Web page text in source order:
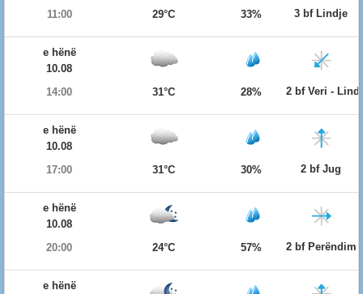
11:00
29°C 33% 3 bf Lindje
e hënë
10.08
14:00
31°C 28% 2 bf Veri -
e hënë
10.08
17:00
31°C 30% 2 bf Jug
e hënë
10.08
20:00
24°C 57% 2 bf Perëndim
e hënë